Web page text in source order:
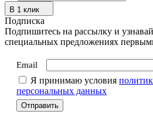
В 1 клик
Подписка
Подпишитесь на рассылку и
специальных предложениях
Email
Я принимаю условия
персональных данных